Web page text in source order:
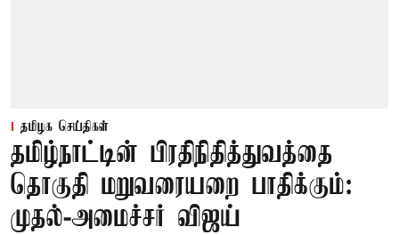
தமிழக செய்திகள்
தமிழ்நாட்டின் பிரதிநிதித்துவத்தை
தொகுதி மறுவரையறை பாதிக்கும்:
முதல்-அமைச்சர் விஜய்